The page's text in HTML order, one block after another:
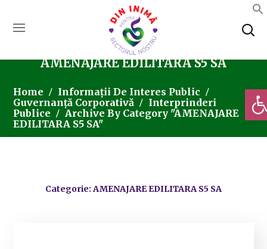
AMENAJARE EDILITARA S5 SA
Home
Informații De Interes Public
Guvernanță Corporativă
Interprinderi
Publice
Archive By Category "AMENAJARE
EDILITARA S5 SA"
Categorie: AMENAJARE EDILITARA S5 SA